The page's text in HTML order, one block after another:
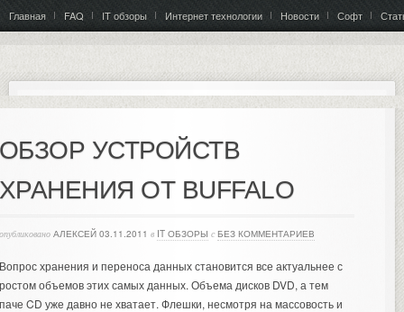
Главная FAQ IT обзоры Интернет технологии Новости Софт
УСТРОЙСТВ
ОТ BUFFALO
АЛЕКСЕЙ 03.11.2011 в IT ОБЗОРЫ с БЕЗ КОММЕНТАРИЕВ
хранения и переноса данных становится все актуальнее с
объемов этих самых данных. Объема дисков DVD, а тем
CD уже давно не хватает. Флешки, несмотря на массовость и